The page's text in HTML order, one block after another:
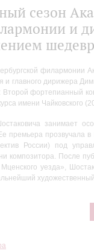
сезон
и
филармонии
и главного дирижера
Второй фортепианный
имени
занимает
премьера прозвучала
России) под
композитора. После
уезда»,